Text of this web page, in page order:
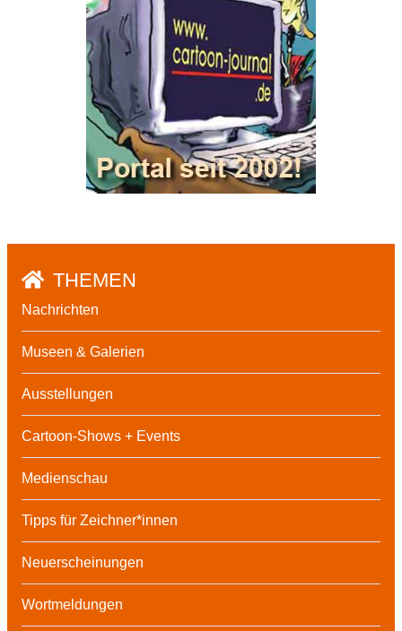
THEMEN
Nachrichten
Museen & Galerien
Ausstellungen
Cartoon-Shows + Events
Medienschau
Tipps für Zeichner*innen
Neuerscheinungen
Wortmeldungen